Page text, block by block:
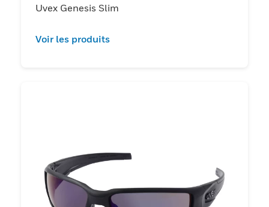
Uvex Genesis Slim
Voir les produits